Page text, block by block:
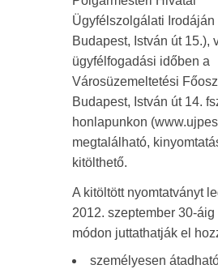
Ügyfélszolgálati Irodáján
Budapest, István út 15.),
ügyfélfogadási időben a
Városüzemeltetési
Budapest, István út 14.
honlapunkon
megtalálható,
kitölthető.
A kitöltött nyomtatványt
2012. szeptember 30-
módon juttathatják el
személyesen